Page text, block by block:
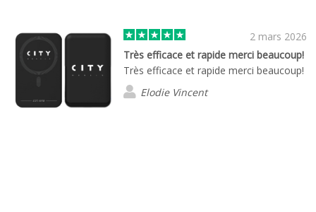
2 mars 2026
Très efficace et rapide merci beaucoup!
Très efficace et rapide merci beaucoup!
Elodie Vincent